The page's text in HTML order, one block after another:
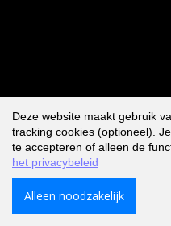
Deze website maakt gebruik
tracking cookies (optioneel).
te accepteren of alleen de
het privacybeleid
Alleen noodzakelijk